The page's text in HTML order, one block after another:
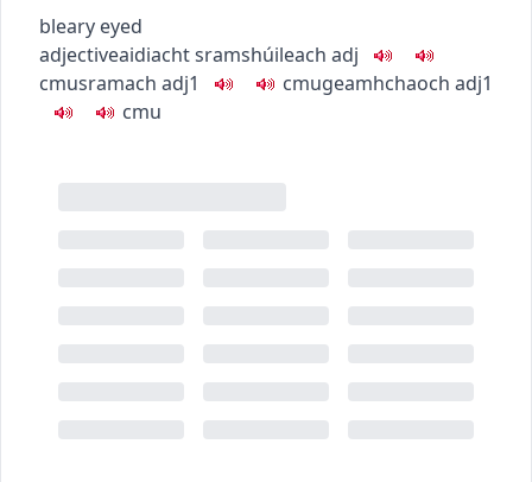
bleary eyed
adjectiveaidiachtsramshúileach adj
cmusramach adj1 cmugeamhchaoch adj1
cmu